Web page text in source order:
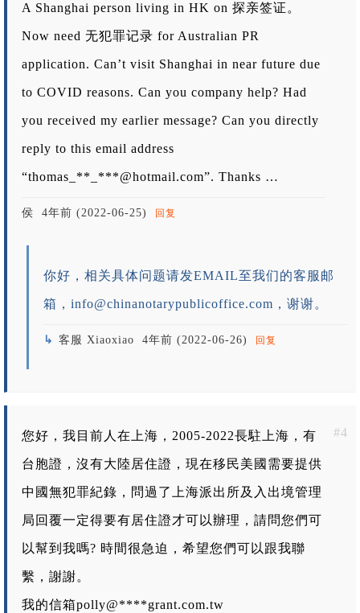
A Shanghai person living in HK on 探亲签证。
Now need 无犯罪记录 for Australian PR
application. Can’t visit Shanghai in near future due
to COVID reasons. Can you company help? Had
you received my earlier message? Can you directly
reply to this email address
“thomas_**_***@hotmail.com”. Thanks …
侯 4年前 (2022-06-25) 回复
你好，相关具体问题请发EMAIL至我们的客服邮
箱， info@chinanotarypublicoffice.com ，谢谢。
客服 Xiaoxiao 4年前 (2022-06-26) 回复
#4
您好，我目前人在上海，2005-2022長駐上海，有
台胞證，沒有大陸居住證，現在移民美國需要提供
中國無犯罪紀錄，問過了上海派出所及入出境管理
局回覆一定得要有居住證才可以辦理，請問您們可
以幫到我嗎? 時間很急迫，希望您們可以跟我聯
繫，謝謝。
我的信箱polly@****grant.com.tw